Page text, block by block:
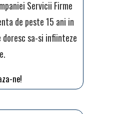
Servicii Firme
de peste 15 ani in
sa-si infiinteze
ne!